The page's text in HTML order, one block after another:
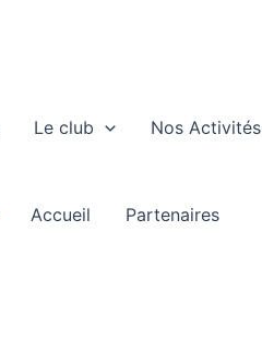
Le club Nos Activités
Accueil Partenaires